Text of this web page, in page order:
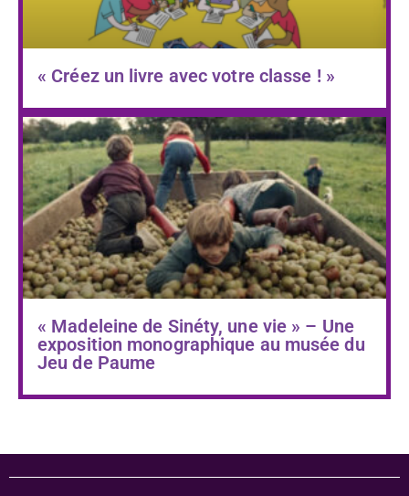
« Créez un livre avec votre classe ! »
« Madeleine de Sinéty, une vie » – Une
exposition monographique au musée du
Jeu de Paume